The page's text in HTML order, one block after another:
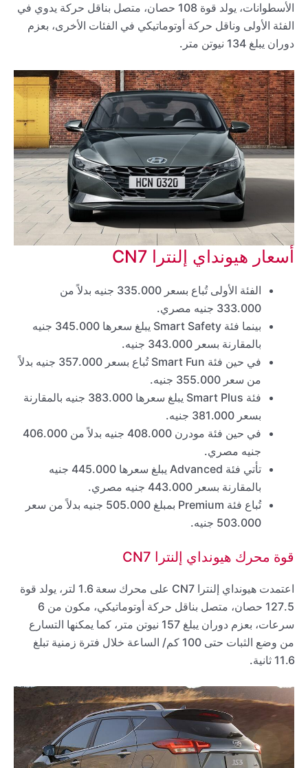
الأسطوانات، يولد قوة 108 حصان، متصل بناقل حركة يدوي في
الفئة الأولى وناقل حركة أوتوماتيكي في الفئات الأخرى، بعزم
دوران يبلغ 134 نيوتن متر.
أسعار هيونداي إلنترا CN7
الفئة الأولى تُباع بسعر 335.000 جنيه بدلاً من
333.000 جنيه مصري.
بينما فئة Smart Safety يبلغ سعرها 345.000 جنيه
بالمقارنة بسعر 343.000 جنيه.
في حين فئة Smart Fun تُباع بسعر 357.000 جنيه بدلاً
من سعر 355.000 جنيه.
فئة Smart Plus يبلغ سعرها 383.000 جنيه بالمقارنة
بسعر 381.000 جنيه.
في حين فئة مودرن 408.000 جنيه بدلاً من 406.000
جنيه مصري.
تأتي فئة Advanced يبلغ سعرها 445.000 جنيه
بالمقارنة بسعر 443.000 جنيه مصري.
تُباع فئة Premium بمبلغ 505.000 جنيه بدلاً من سعر
503.000 جنيه.
قوة محرك هيونداي إلنترا CN7
اعتمدت هيونداي إلنترا CN7 على محرك سعة 1.6 لتر، يولد قوة
127.5 حصان، متصل بناقل حركة أوتوماتيكي، مكون من 6
سرعات، بعزم دوران يبلغ 157 نيوتن متر، كما يمكنها التسارع
من وضع الثبات حتى 100 كم/ الساعة خلال فترة زمنية تبلغ
11.6 ثانية.